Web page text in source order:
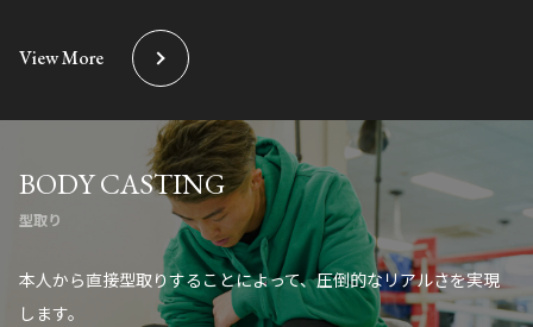
View More
BODY CASTING
型取り
本人から直接型取りすることによって、圧倒的なリアルさを実現
します。